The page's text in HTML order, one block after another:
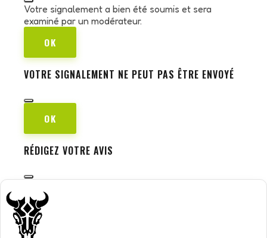
Votre signalement a bien été soumis et sera
examiné par un modérateur.
OK
VOTRE SIGNALEMENT NE PEUT PAS ÊTRE ENVOYÉ
OK
RÉDIGEZ VOTRE AVIS